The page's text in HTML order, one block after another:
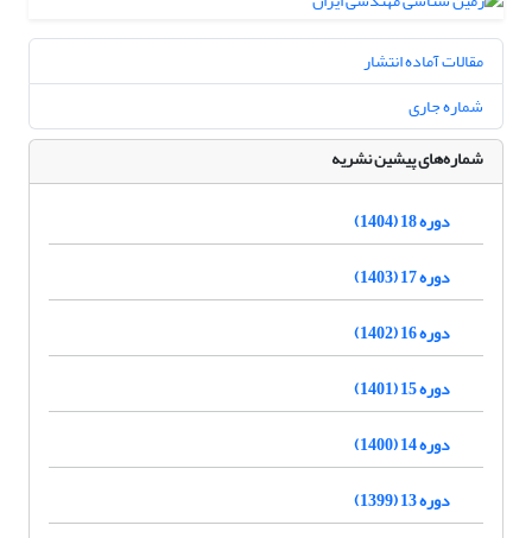
مقالات آماده انتشار
شماره جاری
شماره‌های پیشین نشریه
دوره 18 (1404)
دوره 17 (1403)
دوره 16 (1402)
دوره 15 (1401)
دوره 14 (1400)
دوره 13 (1399)